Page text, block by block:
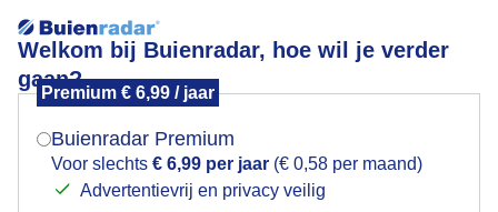
Welkom bij Buienradar, hoe wil je verder
gaan?
Premium € 6,99 / jaar
Buienradar Premium
Voor slechts € 6,99 per jaar (€ 0,58 per maand)
Advertentievrij en privacy veilig
Houden we het droog op Nationale buitenspeeldag?
Mogen we je locatie gebruiken voor het